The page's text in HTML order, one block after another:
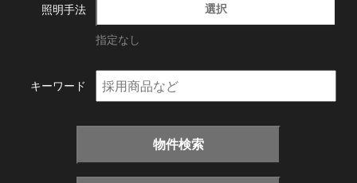
照明手法 選択
指定なし
キーワード
物件検索